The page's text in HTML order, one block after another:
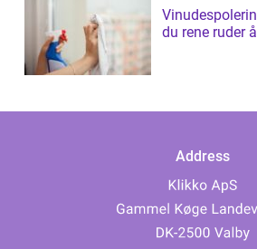
Vinudespolering
du rene ruder
Address